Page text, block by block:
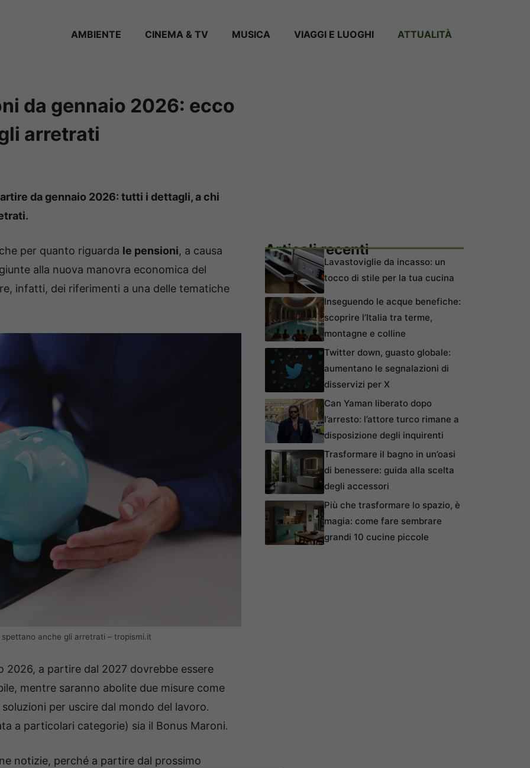
AMBIENTE CINEMA & TV MUSICA VIAGGI E LUOGHI ATTUALITÀ
da gennaio 2026: ecco
arretrati
da gennaio 2026: tutti i dettagli, a chi
per quanto riguarda le pensioni, a causa
alla nuova manovra economica del
infatti, dei riferimenti a una delle tematiche
anche gli arretrati – tropismi.it
2026, a partire dal 2027 dovrebbe essere
mentre saranno abolite due misure come
per uscire dal mondo del lavoro.
a particolari categorie) sia il Bonus Maroni.
notizie, perché a partire dal prossimo
Articoli recenti
Lavastoviglie da incasso: un
tocco di stile per la tua cucina
Inseguendo le acque benefiche:
scoprire l’Italia tra terme,
montagne e colline
Twitter down, guasto globale:
aumentano le segnalazioni di
disservizi per X
Can Yaman liberato dopo
l’arresto: l’attore turco rimane a
disposizione degli inquirenti
Trasformare il bagno in un’oasi
di benessere: guida alla scelta
degli accessori
Più che trasformare lo spazio, è
magia: come fare sembrare
grandi 10 cucine piccole